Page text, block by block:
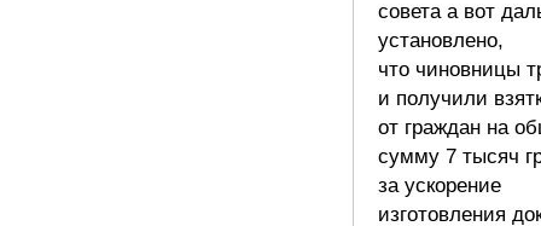
совета а вот
установлено,
что чиновницы
и получили
от граждан на
сумму 7 тысяч
за ускорение
изготовления